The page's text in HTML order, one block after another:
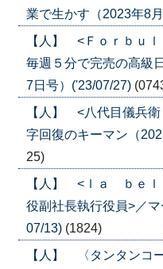
業で生かす（2023年8
【人】 <Ｆｏｒｂｕ
毎週５分で完売の高級
7日号）('23/07/27)
【人】 <八代目儀兵
字回復のキーマン（
25)
【人】 <ｌａ ｂｅ
役副社長執行役員>／
07/13) (1824)
【人】 〈タンタンコ